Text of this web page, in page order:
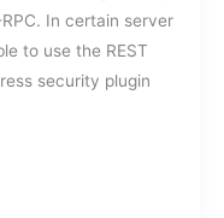
In certain server
to use the REST
security plugin